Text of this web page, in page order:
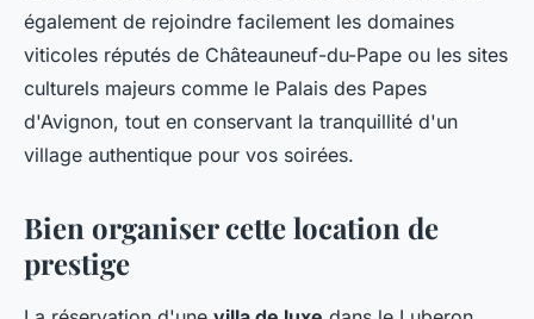
également de rejoindre facilement les domaines
viticoles réputés de Châteauneuf-du-Pape ou les sites
culturels majeurs comme le Palais des Papes
d'Avignon, tout en conservant la tranquillité d'un
village authentique pour vos soirées.
Bien organiser cette location de
prestige